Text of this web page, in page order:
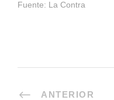
Fuente: La Contra
ANTERIOR